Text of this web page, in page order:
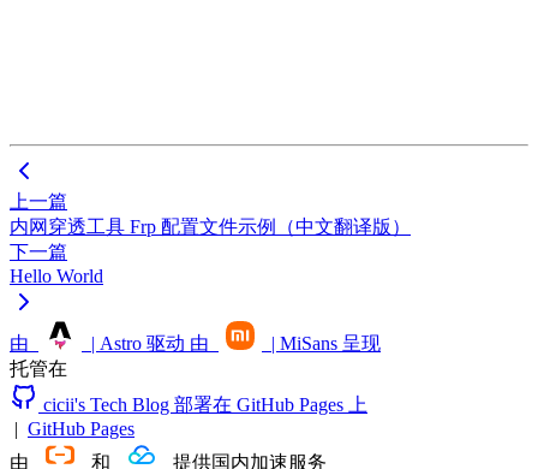
上一篇
内网穿透工具 Frp 配置文件示例（中文翻译版）
下一篇
Hello World
由 | Astro 驱动 由
| MiSans 呈现
托管在
cicii's Tech Blog 部署在 GitHub Pages 上
| GitHub Pages
由
和 提供国内加速服务